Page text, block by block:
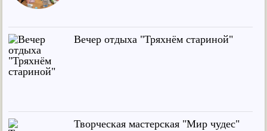
Вечер отдыха "Тряхнём стариной"
Творческая мастерская "Мир чудес"